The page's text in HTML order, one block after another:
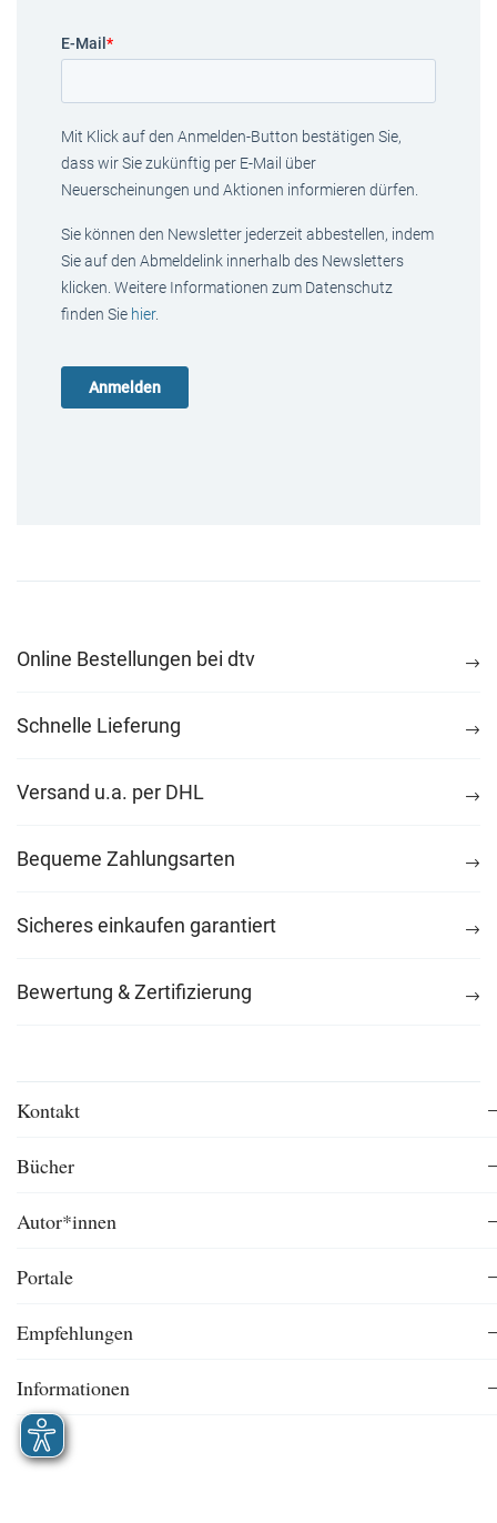
E-Mail *
Mit Klick auf den Anmelden-Button bestätigen Sie,
dass wir Sie zukünftig per E-Mail über
Neuerscheinungen und Aktionen informieren dürfen.
Sie können den Newsletter jederzeit abbestellen, indem
Sie auf den Abmeldelink innerhalb des Newsletters
klicken. Weitere Informationen zum Datenschutz
finden Sie hier.
Online Bestellungen bei dtv
Schnelle Lieferung
Versand u.a. per DHL
Bequeme Zahlungsarten
Sicheres einkaufen garantiert
Bewertung & Zertifizierung
Kontakt
Bücher
Autor*innen
Portale
Empfehlungen
Informationen